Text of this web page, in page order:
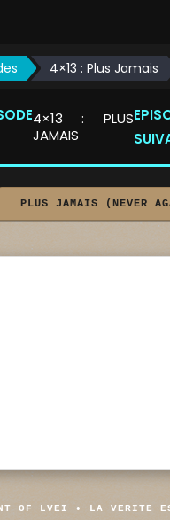
4×13 : Plus Jamais
4×13 : PLUS
JAMAIS
PLUS JAMAIS (NEVER
OF LVEI • LA VERITE